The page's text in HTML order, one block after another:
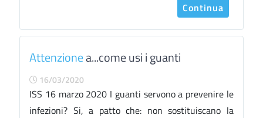
Continua
Attenzionea...come usi i guanti
16/03/2020
ISS 16 marzo 2020 I guanti servono a prevenire le
infezioni? Si, a patto che: non sostituiscano la